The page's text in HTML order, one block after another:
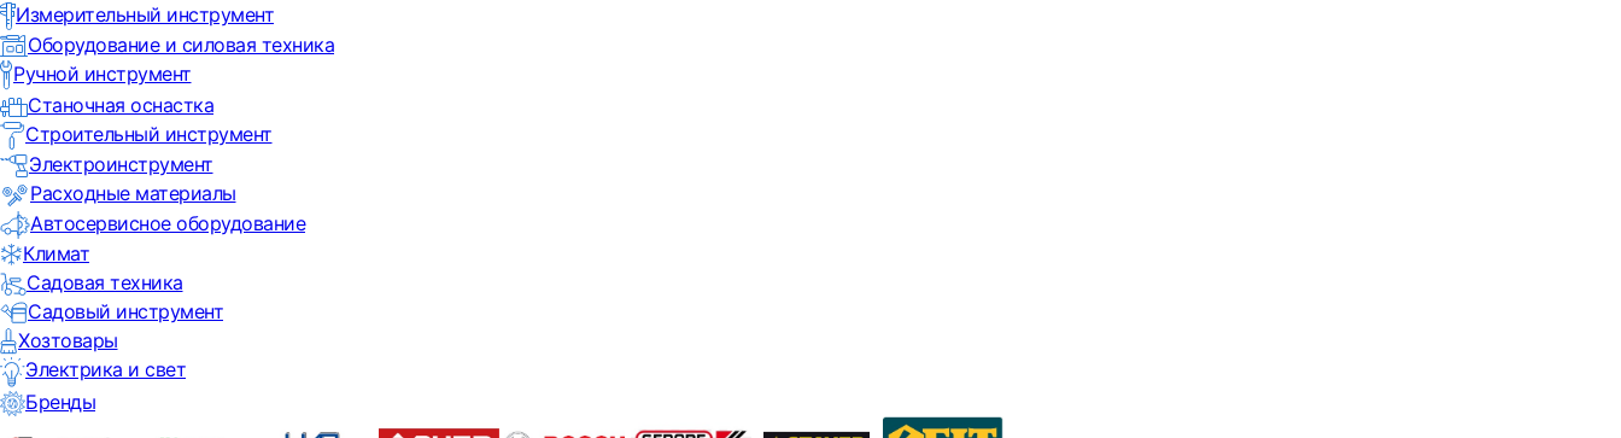
Измерительный инструмент
Оборудование и силовая техника
Ручной инструмент
Станочная оснастка
Строительный инструмент
Электроинструмент
Расходные материалы
Автосервисное оборудование
Климат
Садовая техника
Садовый инструмент
Хозтовары
Электрика и свет
Бренды